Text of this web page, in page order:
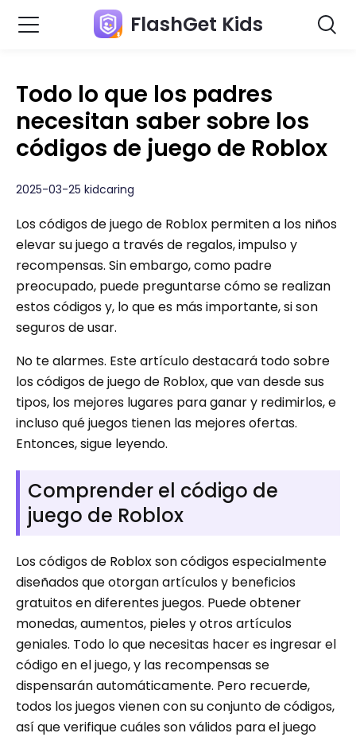
FlashGet Kids
Todo lo que los padres
necesitan saber sobre los
códigos de juego de Roblox
2025-03-25 kidcaring
Los códigos de juego de Roblox permiten a los niños
elevar su juego a través de regalos, impulso y
recompensas. Sin embargo, como padre
preocupado, puede preguntarse cómo se realizan
estos códigos y, lo que es más importante, si son
seguros de usar.
No te alarmes. Este artículo destacará todo sobre
los códigos de juego de Roblox, que van desde sus
tipos, los mejores lugares para ganar y redimirlos, e
incluso qué juegos tienen las mejores ofertas.
Entonces, sigue leyendo.
Comprender el código de
juego de Roblox
Los códigos de Roblox son códigos especialmente
diseñados que otorgan artículos y beneficios
gratuitos en diferentes juegos. Puede obtener
monedas, aumentos, pieles y otros artículos
geniales. Todo lo que necesitas hacer es ingresar el
código en el juego, y las recompensas se
dispensarán automáticamente. Pero recuerde,
todos los juegos vienen con su conjunto de códigos,
así que verifique cuáles son válidos para el juego